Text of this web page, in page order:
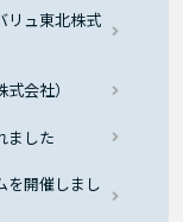
リュ東北株式
会社）
ました
を開催しまし